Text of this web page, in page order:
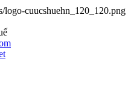
logo-cuucshuehn_120_120.png